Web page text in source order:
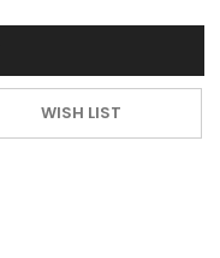
WISH LIST